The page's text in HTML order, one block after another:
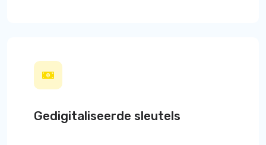
Gedigitaliseerde sleutels